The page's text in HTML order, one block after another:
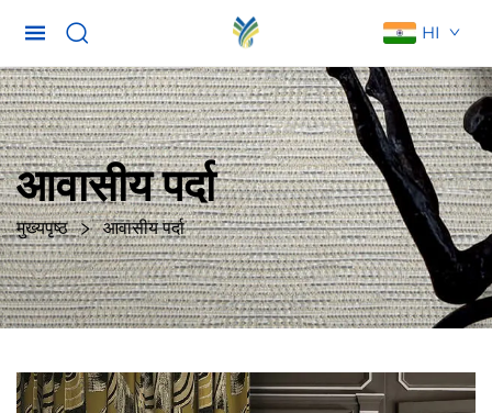
HI
आवासीय पर्दा
मुख्यपृष्ठ आवासीय पर्दा